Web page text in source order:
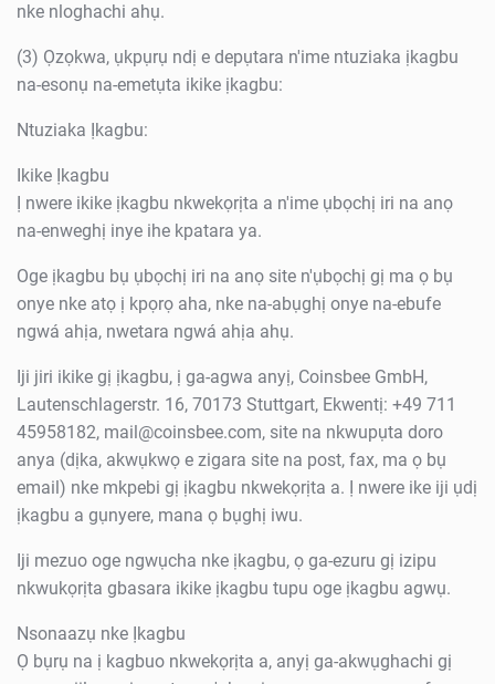
nke nloghachi ahụ.
(3) Ọzọkwa, ụkpụrụ ndị e depụtara n'ime ntuziaka ịkagbu
na-esonụ na-emetụta ikike ịkagbu:
Ntuziaka Ịkagbu:
Ikike Ịkagbu
Ị nwere ikike ịkagbu nkwekọrịta a n'ime ụbọchị iri na anọ
na-enweghị inye ihe kpatara ya.
Oge ịkagbu bụ ụbọchị iri na anọ site n'ụbọchị gị ma ọ bụ
onye nke atọ ị kpọrọ aha, nke na-abụghị onye na-ebufe
ngwá ahịa, nwetara ngwá ahịa ahụ.
Iji jiri ikike gị ịkagbu, ị ga-agwa anyị, Coinsbee GmbH,
Lautenschlagerstr. 16, 70173 Stuttgart, Ekwentị: +49 711
45958182, mail@coinsbee.com, site na nkwupụta doro
anya (dịka, akwụkwọ e zigara site na post, fax, ma ọ bụ
email) nke mkpebi gị ịkagbu nkwekọrịta a. Ị nwere ike iji ụdị
ịkagbu a gụnyere, mana ọ bụghị iwu.
Iji mezuo oge ngwụcha nke ịkagbu, ọ ga-ezuru gị izipu
nkwukọrịta gbasara ikike ịkagbu tupu oge ịkagbu agwụ.
Nsonaazụ nke Ịkagbu
Ọ bụrụ na ị kagbuo nkwekọrịta a, anyị ga-akwụghachi gị